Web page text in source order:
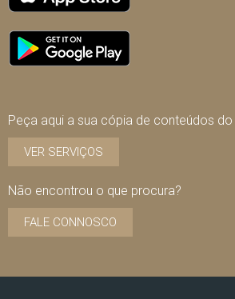
Peça aqui a sua cópia de conteúdos do
VER SERVIÇOS
Não encontrou o que procura?
FALE CONNOSCO